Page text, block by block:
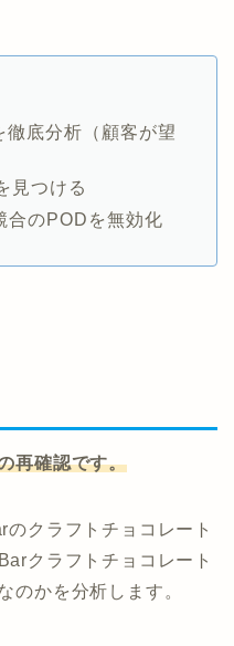
底分析（顧客が望
見つける
合のPODを無効化
再確認です。
クラフトチョコレート
クラフトチョコレート
のかを分析します。